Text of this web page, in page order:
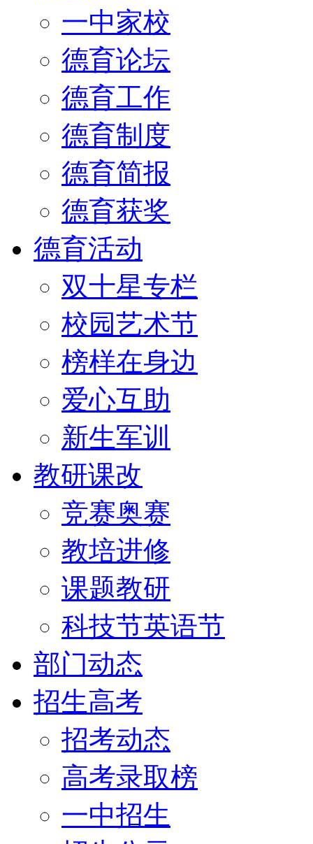
一中家校
德育论坛
德育工作
德育制度
德育简报
德育获奖
德育活动
双十星专栏
校园艺术节
榜样在身边
爱心互助
新生军训
教研课改
竞赛奥赛
教培进修
课题教研
科技节英语节
部门动态
招生高考
招考动态
高考录取榜
一中招生